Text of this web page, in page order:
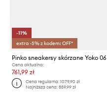
-11%
extra -5% z kodem: OFF*
Pinko sneakersy skórzane Yoko 06
Cena aktualna:
761,99 zł
Cena regularna:1079,90 zł
Najniższa cena:859,99 zł